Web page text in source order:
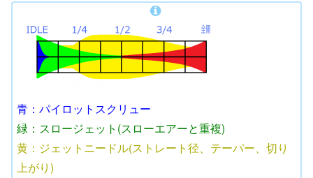
青：パイロットスクリュー
緑：スロージェット(スローエアーと重複)
黄：ジェットニードル(ストレート径、テーパー、切り
上がり)